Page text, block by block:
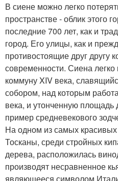
В сиене можно легко
пространстве - облик этого
последние 700 лет, как и
город. Его улицы, как и
противостоящие друг другу
современности. Сиена легко
коммуну XIV века,
собором, над которым
века, и утонченную
пример средневекового
На одном из самых
Тосканы, среди стройных
дерева, расположилась
производят несравненное